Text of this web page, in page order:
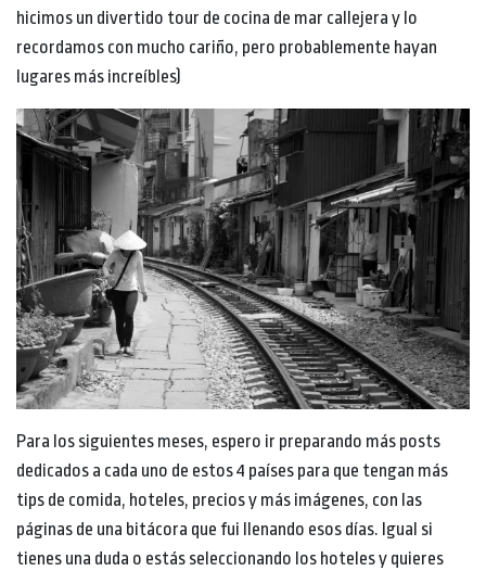
hicimos un divertido tour de cocina de mar callejera y lo
recordamos con mucho cariño, pero probablemente hayan
lugares más increíbles)
Para los siguientes meses, espero ir preparando más posts
dedicados a cada uno de estos 4 países para que tengan más
tips de comida, hoteles, precios y más imágenes, con las
páginas de una bitácora que fui llenando esos días. Igual si
tienes una duda o estás seleccionando los hoteles y quieres